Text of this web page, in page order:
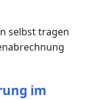
selbst tragen
im